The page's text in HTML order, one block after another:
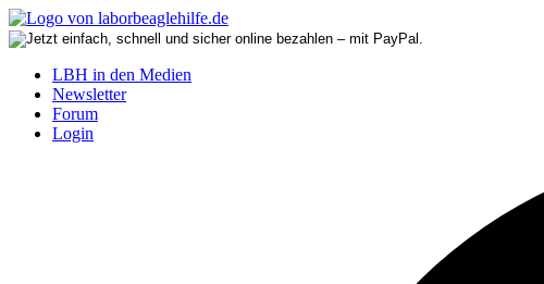
LBH in den Medien
Newsletter
Forum
Login